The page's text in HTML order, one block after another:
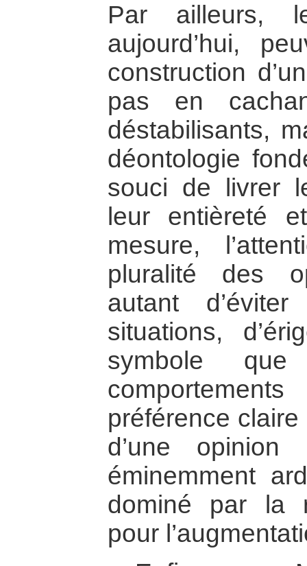
Par ailleurs,
aujourd’hui,
construction
pas en
déstabilisants,
déontologie
souci de livrer
leur entièreté
mesure,
pluralité des
autant
situations,
symbole que
préférence claire
d’une
éminemment
dominé par la
pour